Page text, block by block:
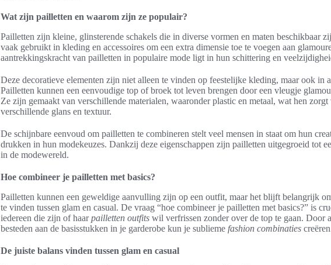
Wat zijn pailletten en waarom zijn ze populair?
Pailletten zijn kleine, glinsterende schakels die in diverse vormen en maten beschikbaar
vaak gebruikt in kleding en accessoires om een extra dimensie toe te voegen aan
aantrekkingskracht van pailletten in populaire mode ligt in hun schittering en
Deze decoratieve elementen zijn niet alleen te vinden op feestelijke kleding, maar ook in
Pailletten kunnen een eenvoudige top of broek tot leven brengen door een vleugje
Ze zijn gemaakt van verschillende materialen, waaronder plastic en metaal, wat hen zorgt
verschillende glans en textuur.
De schijnbare eenvoud om pailletten te combineren stelt veel mensen in staat om hun
drukken in hun modekeuzes. Dankzij deze eigenschappen zijn pailletten uitgegroeid tot
in de modewereld.
Hoe combineer je pailletten met basics?
Pailletten kunnen een geweldige aanvulling zijn op een outfit, maar het blijft belangrijk
te vinden tussen glam en casual. De vraag “hoe combineer je pailletten met basics?” is
iedereen die zijn of haarpailletten outfits wil verfrissen zonder over de top te gaan. Door
besteden aan de basisstukken in je garderobe kun je sublieme fashion combinaties
De juiste balans vinden tussen glam en casual